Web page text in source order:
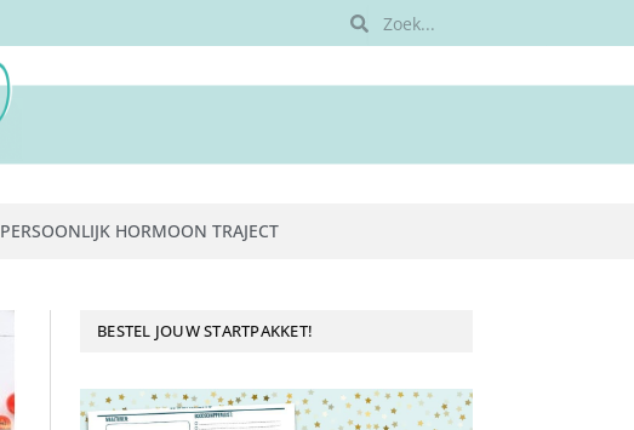
PERSOONLIJK HORMOON TRAJECT
BESTEL JOUW STARTPAKKET!